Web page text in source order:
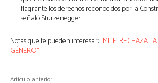
flagrante los derechos reconocidos por la
señaló Sturzenegger.
Notas que te pueden interesar:“MILEI RECHAZA
GÉNERO”
Artículo anterior